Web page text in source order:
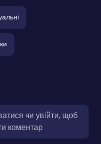
чи увійти, щоб
коментар